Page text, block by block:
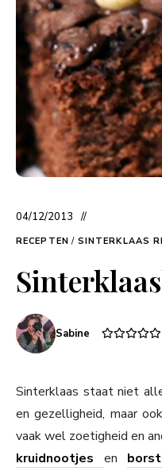
04/12/2013
RECEPTEN / SINTERKLAAS
Sabine
Sinterklaas staat niet
en gezelligheid, maar
vaak wel zoetigheid en
kruidnootjes en